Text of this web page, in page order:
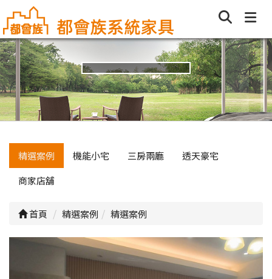
精選案例 機能小宅 三房兩廳
透天豪宅
商家店舖
首頁 精選案例 精選案例